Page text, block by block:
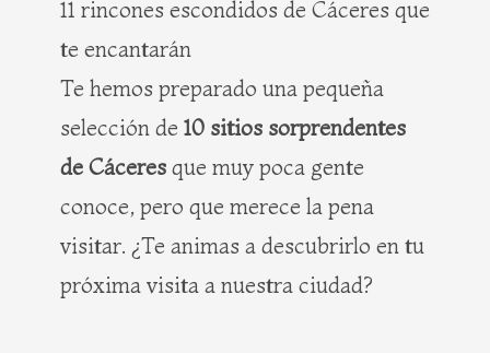
11 rincones escondidos de Cáceres que
te encantarán
Te hemos preparado una pequeña
selección de 10 sitios sorprendentes
de Cáceres que muy poca gente
conoce, pero que merece la pena
visitar. ¿Te animas a descubrirlo en tu
próxima visita a nuestra ciudad?